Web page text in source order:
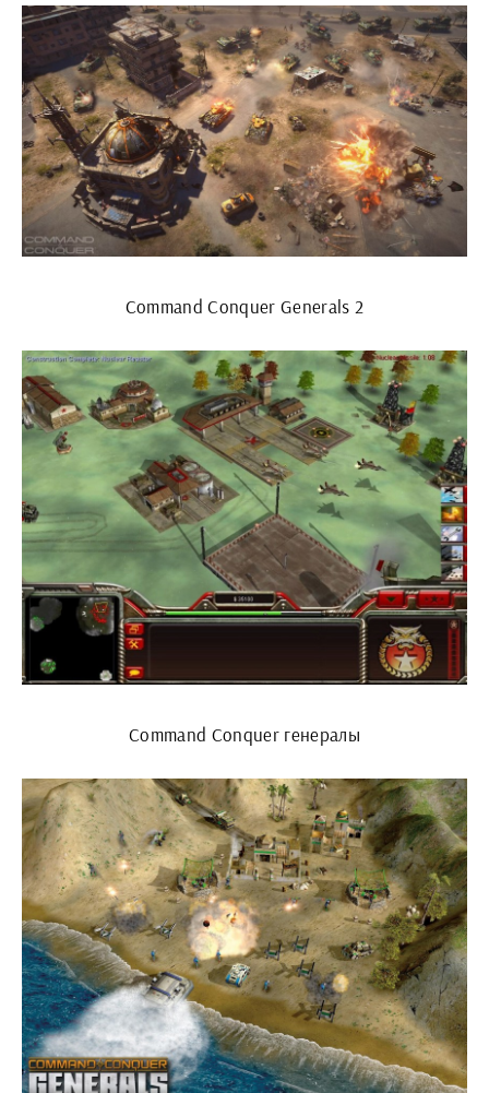
Command Conquer Generals 2
Command Conquer генералы